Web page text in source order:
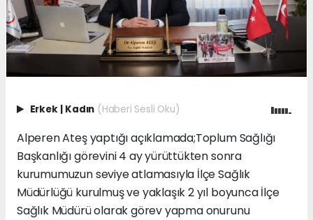
Erkek Kadın (Haberi Sesli Oku)
Alperen Ateş yaptığı açıklamada;Toplum Sağlığı
Başkanlığı görevini 4 ay yürüttükten sonra
kurumumuzun seviye atlamasıyla İlçe Sağlık
Müdürlüğü kurulmuş ve yaklaşık 2 yıl boyunca İlçe
Sağlık Müdürü olarak görev yapma onurunu